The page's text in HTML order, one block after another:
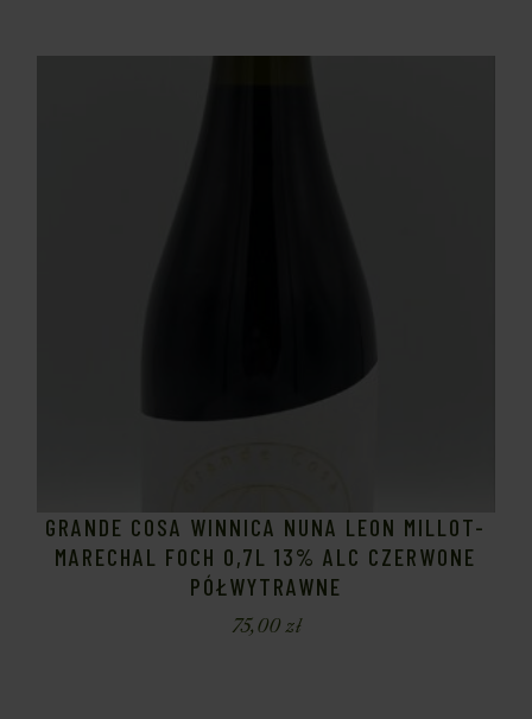
GRANDE COSA WINNICA NUNA LEON MILLOT-
MARECHAL FOCH 0,7L 13% ALC CZERWONE
PÓŁWYTRAWNE
75,00zł